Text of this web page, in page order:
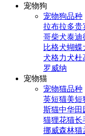
宠物狗
宠物狗品种
拉布拉多贵
哥柴犬泰迪
比格犬蝴蝶
犬格力犬杜
罗威纳
宠物猫
宠物猫品种
英短猫美短
斯猫中华田
猫狸花猫长
挪威森林猫